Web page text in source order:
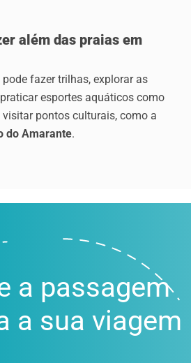
além das praias em
fazer trilhas, explorar as
esportes aquáticos como
visitar pontos culturais, como a
do Amarante.
a passagem
a sua viagem